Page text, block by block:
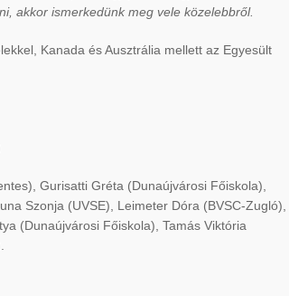
akkor ismerkedünk meg vele közelebbről.
Kanada és Ausztrália mellett az Egyesült
Gurisatti Gréta (Dunaújvárosi Főiskola),
Szonja (UVSE), Leimeter Dóra (BVSC-Zugló),
(Dunaújvárosi Főiskola), Tamás Viktória